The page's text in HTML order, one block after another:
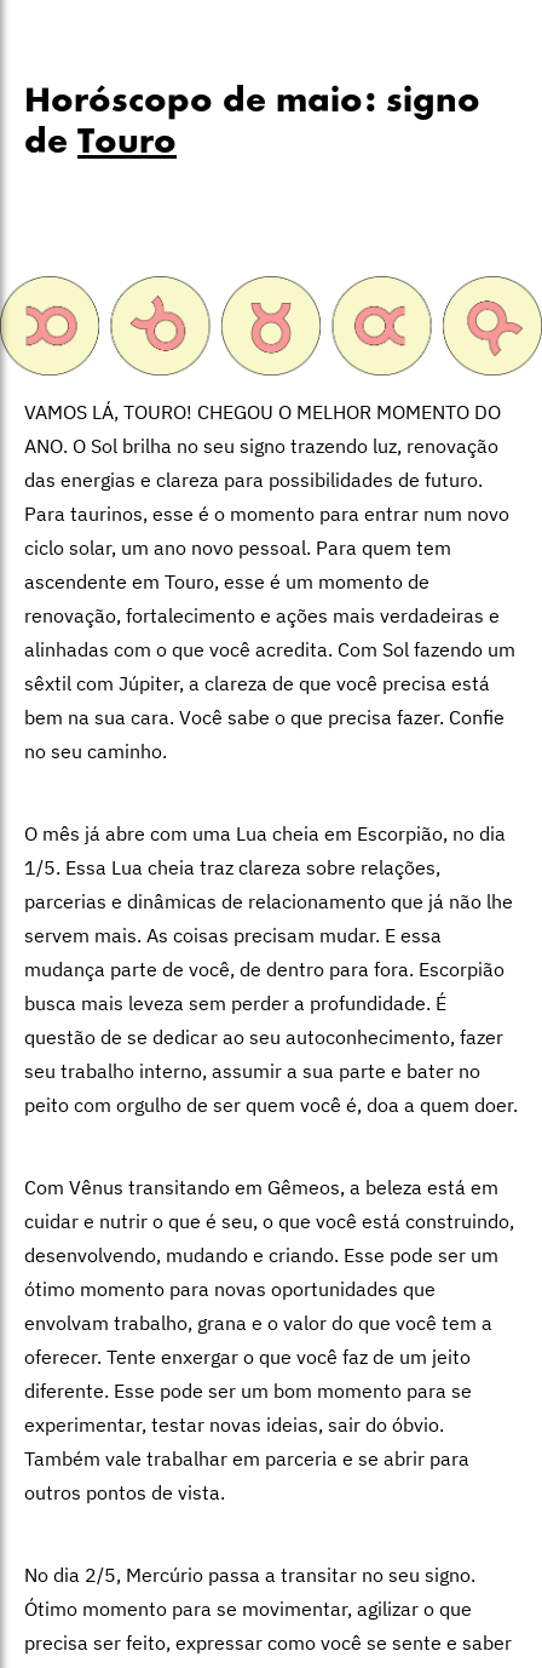
Horóscopo de maio: signo
de Touro
VAMOS LÁ, TOURO! CHEGOU O MELHOR MOMENTO DO
ANO. O Sol brilha no seu signo trazendo luz, renovação
das energias e clareza para possibilidades de futuro.
Para taurinos, esse é o momento para entrar num novo
ciclo solar, um ano novo pessoal. Para quem tem
ascendente em Touro, esse é um momento de
renovação, fortalecimento e ações mais verdadeiras e
alinhadas com o que você acredita. Com Sol fazendo um
sêxtil com Júpiter, a clareza de que você precisa está
bem na sua cara. Você sabe o que precisa fazer. Confie
no seu caminho.
O mês já abre com uma Lua cheia em Escorpião, no dia
1/5. Essa Lua cheia traz clareza sobre relações,
parcerias e dinâmicas de relacionamento que já não lhe
servem mais. As coisas precisam mudar. E essa
mudança parte de você, de dentro para fora. Escorpião
busca mais leveza sem perder a profundidade. É
questão de se dedicar ao seu autoconhecimento, fazer
seu trabalho interno, assumir a sua parte e bater no
peito com orgulho de ser quem você é, doa a quem doer.
Com Vênus transitando em Gêmeos, a beleza está em
cuidar e nutrir o que é seu, o que você está construindo,
desenvolvendo, mudando e criando. Esse pode ser um
ótimo momento para novas oportunidades que
envolvam trabalho, grana e o valor do que você tem a
oferecer. Tente enxergar o que você faz de um jeito
diferente. Esse pode ser um bom momento para se
experimentar, testar novas ideias, sair do óbvio.
Também vale trabalhar em parceria e se abrir para
outros pontos de vista.
No dia 2/5, Mercúrio passa a transitar no seu signo.
Ótimo momento para se movimentar, agilizar o que
precisa ser feito, expressar como você se sente e saber